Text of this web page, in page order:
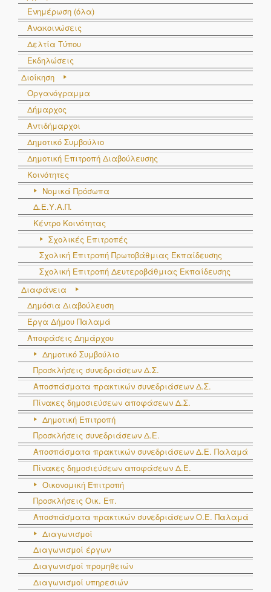
Ενημέρωση (όλα)
Ανακοινώσεις
Δελτία Τύπου
Εκδηλώσεις
Διοίκηση
Οργανόγραμμα
Δήμαρχος
Αντιδήμαρχοι
Δημοτικό Συμβούλιο
Δημοτική Επιτροπή Διαβούλευσης
Κοινότητες
Νομικά Πρόσωπα
Δ.Ε.Υ.Α.Π.
Κέντρο Κοινότητας
Σχολικές Επιτροπές
Σχολική Επιτροπή Πρωτοβάθμιας Εκπαίδευσης
Σχολική Επιτροπή Δευτεροβάθμιας Εκπαίδευσης
Διαφάνεια
Δημόσια Διαβούλευση
Έργα Δήμου Παλαμά
Αποφάσεις Δημάρχου
Δημοτικό Συμβούλιο
Προσκλήσεις συνεδριάσεων Δ.Σ.
Αποσπάσματα πρακτικών συνεδριάσεων Δ.Σ.
Πίνακες δημοσιεύσεων αποφάσεων Δ.Σ.
Δημοτική Επιτροπή
Προσκλήσεις συνεδριάσεων Δ.Ε.
Αποσπάσματα πρακτικών συνεδριάσεων Δ.E. Παλαμά
Πίνακες δημοσιεύσεων αποφάσεων Δ.Ε.
Οικονομική Επιτροπή
Προσκλήσεις Οικ. Επ.
Αποσπάσματα πρακτικών συνεδριάσεων Ο.E. Παλαμά
Διαγωνισμοί
Διαγωνισμοί έργων
Διαγωνισμοί προμηθειών
Διαγωνισμοί υπηρεσιών